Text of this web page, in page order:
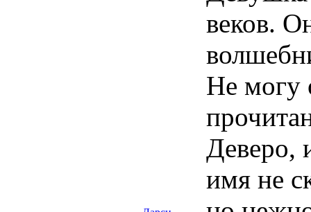
веков.
Не могу
Деверо,
имя не